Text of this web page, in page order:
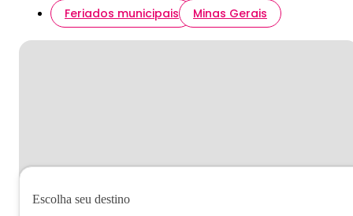
Feriados municipais Minas Gerais
Escolha seu destino